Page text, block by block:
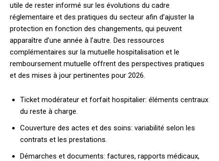
utile de rester informé sur les évolutions du cadre
réglementaire et des pratiques du secteur afin d’ajuster la
protection en fonction des changements, qui peuvent
apparaître d’une année à l’autre. Des ressources
complémentaires sur la mutuelle hospitalisation et le
remboursement mutuelle offrent des perspectives pratiques
et des mises à jour pertinentes pour 2026.
Ticket modérateur et forfait hospitalier: éléments centraux
du reste à charge.
Couverture des actes et des soins: variabilité selon les
contrats et les prestations.
Démarches et documents: factures, rapports médicaux,